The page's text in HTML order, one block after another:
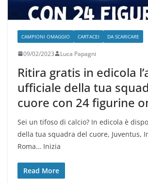
CAMPIONI OMAGGIO CARTACEI DA SCARICARE
09/02/2023 Luca Papagni
Ritira gratis in edicola
ufficiale della tua
cuore con 24 figurine
Sei un tifoso di calcio? In edicola è
della tua squadra del cuore, Juventus,
Roma… Inizia
Read More